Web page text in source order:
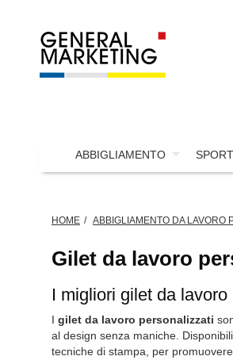
ABBIGLIAMENTO SPORT
HOME ABBIGLIAMENTO DA LAVORO
Gilet da lavoro
I migliori gilet da
I gilet da lavoro personalizzati
al design senza maniche.
tecniche di stampa, per